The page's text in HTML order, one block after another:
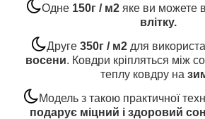
Одне 150г / м2 яке ви можете
влітку.
Друге 350г / м2для
восени. Ковдри кріпляться між
теплу ковдру на
Модель з такою практичної
подарує міцний і здоровий сон